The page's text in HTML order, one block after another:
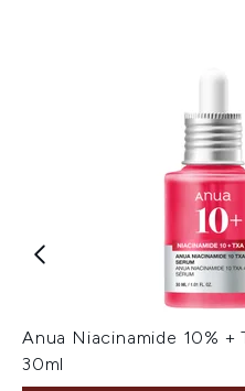
Anua Niacinamide 10% +
30ml